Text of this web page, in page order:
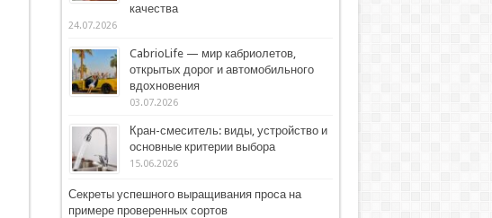
качества
24.07.2026
CabrioLife — мир кабриолетов,
открытых дорог и автомобильного
вдохновения
03.07.2026
Кран-смеситель: виды, устройство и
основные критерии выбора
15.06.2026
Секреты успешного выращивания проса на
примере проверенных сортов